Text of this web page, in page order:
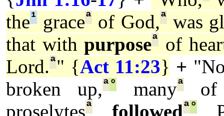
the¹ graceª of God,ª was
that withpurposeª
of
Lord.ª" {Act 11:23} +
broken up,ª° manyªof
proselytesª followedª°